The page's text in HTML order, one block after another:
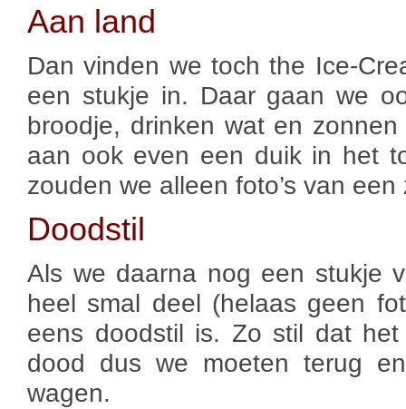
Aan land
Dan vinden we toch the Ice-
een stukje in. Daar gaan we
broodje, drinken wat en
aan ook even een duik in het
zouden we alleen foto’s van
Doodstil
Als we daarna nog een stukje
heel smal deel (helaas geen
eens doodstil is. Zo stil dat
dood dus we moeten terug
wagen.